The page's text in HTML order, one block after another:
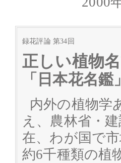
録花評論 第34回
正しい植物
「日本花名
内外の植物学
え、農林省・
在、わが国で
約6千種類の植